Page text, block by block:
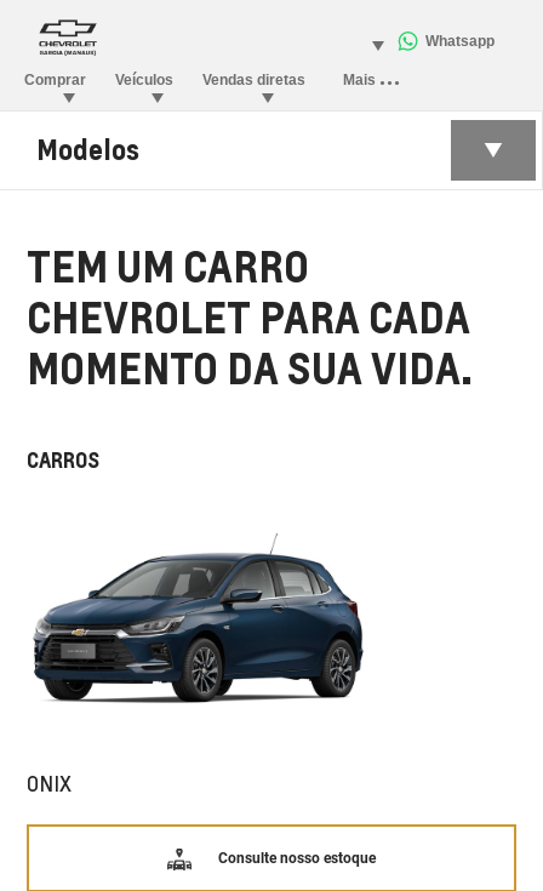
Modelos
TEM UM CARRO
CHEVROLET PARA CADA
MOMENTO DA SUA VIDA.
CARROS
ONIX
Consulte nosso estoque